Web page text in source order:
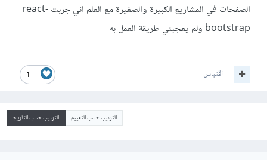
الصفحات في المشاريع الكبيرة والصغيرة مع العلم اني جربت react-
bootstrap ولم يعجبني طريقة العمل به
1 اقتباس
الترتيب حسب التقييم الترتيب حسب التاريخ